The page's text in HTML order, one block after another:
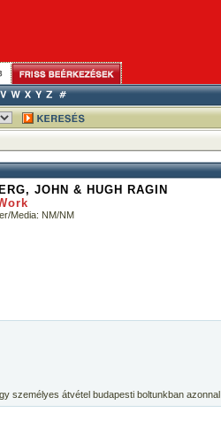
JOHN & HUGH RAGIN
Media: NM/NM
személyes átvétel budapesti boltunkban azonnal